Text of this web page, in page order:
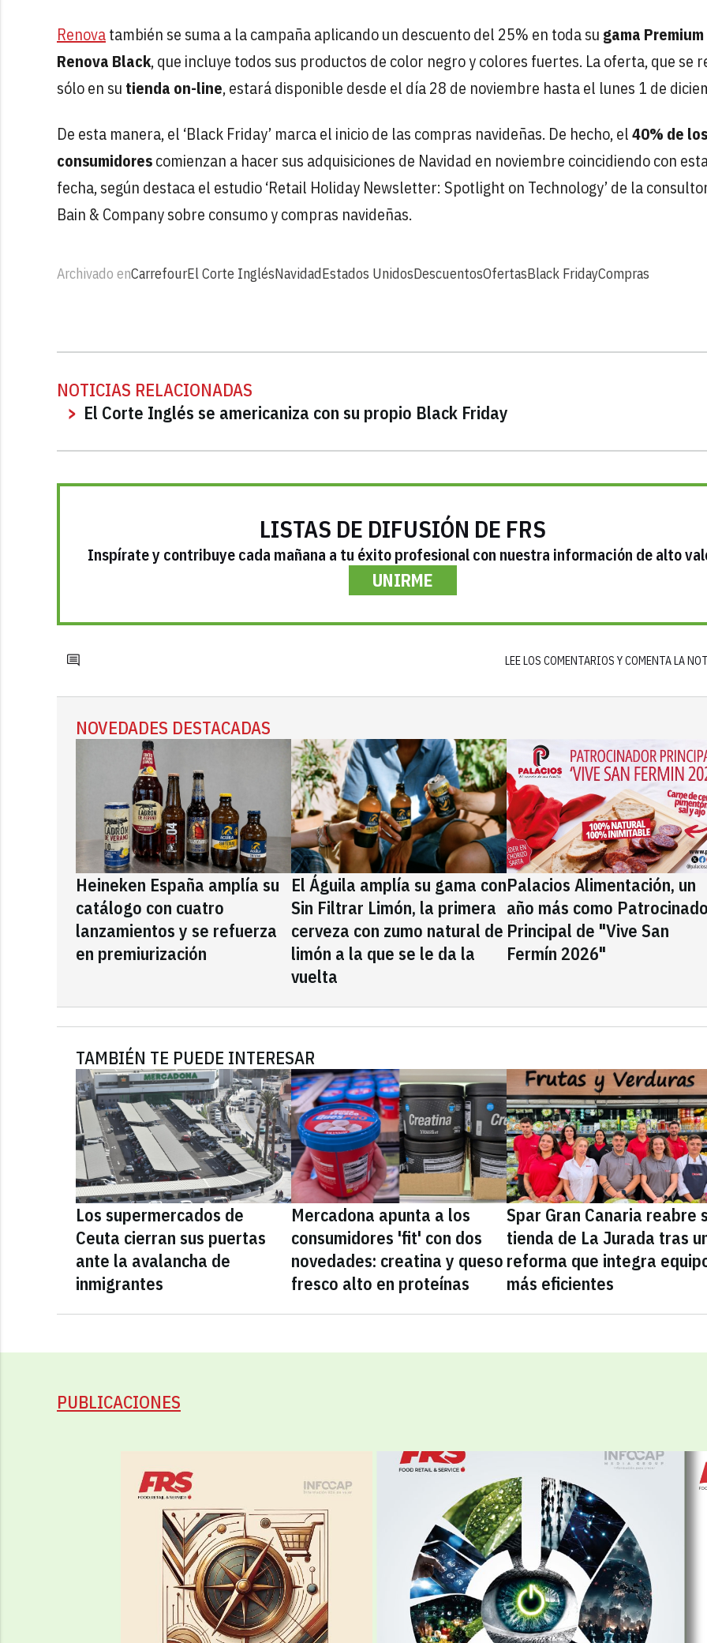
Renovatambién se suma a la campaña aplicando un descuento del 25% en toda su gama Premium
Renova Black, que incluye todos sus productos de color negro y colores fuertes. La oferta, que se
sólo en su tienda on-line, estará disponible desde el día 28 de noviembre hasta el lunes 1 de
De esta manera, el ‘Black Friday’ marca el inicio de las compras navideñas. De hecho, el40% de los
consumidorescomienzan a hacer sus adquisiciones de Navidad en noviembre coincidiendo con
fecha, según destaca el estudio ‘Retail Holiday Newsletter: Spotlight on Technology’ de la
Bain & Company sobre consumo y compras navideñas.
Archivado enCarrefourEl Corte InglésNavidadEstados UnidosDescuentosOfertasBlack FridayCompras
NOTICIAS RELACIONADAS
El Corte Inglés se americaniza con su propio Black Friday
LISTAS DE DIFUSIÓN DE FRS
Inspírate y contribuye cada mañana a tu éxito profesional con nuestra información de alto
UNIRME
LEE LOS COMENTARIOS Y COMENTA LA
NOVEDADES DESTACADAS
Heineken España amplía su
catálogo con cuatro
lanzamientos y se refuerza
en premiurización
El Águila amplía su gama con
Sin Filtrar Limón, la primera
cerveza con zumo natural de
limón a la que se le da la
vuelta
Palacios Alimentación, un
año más como
Principal de "Vive San
Fermín 2026"
TAMBIÉN TE PUEDE INTERESAR
Los supermercados de
Ceuta cierran sus puertas
ante la avalancha de
inmigrantes
Mercadona apunta a los
consumidores 'fit' con dos
novedades: creatina y queso
fresco alto en proteínas
Spar Gran Canaria reabre
tienda de La Jurada tras
reforma que integra
más eficientes
PUBLICACIONES